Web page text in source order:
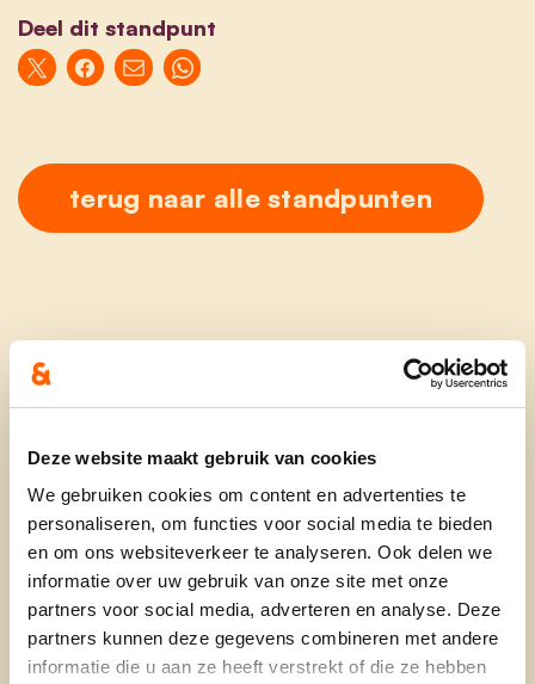
Deze website maakt gebruik van cookies
We gebruiken cookies om content en advertenties te
personaliseren, om functies voor social media te bieden
en om ons websiteverkeer te analyseren. Ook delen we
informatie over uw gebruik van onze site met onze
partners voor social media, adverteren en analyse. Deze
partners kunnen deze gegevens combineren met andere
informatie die u aan ze heeft verstrekt of die ze hebben
Deel dit standpunt
terug naar alle standpunten
Ontdek
waarom cd&v
onze partij
nieuws